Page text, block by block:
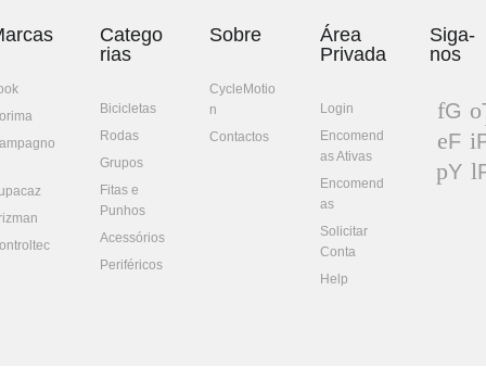
Catego
rias
Bicicletas
Rodas
Grupos
Fitas e
Punhos
Acessórios
Periféricos
Sobre
CycleMotio
n
Contactos
Área
Privada
Login
Encomend
as Ativas
Encomend
as
Solicitar
Conta
Help
Siga-
nos
G
oo
gl
e+
F
ac
eb
Y